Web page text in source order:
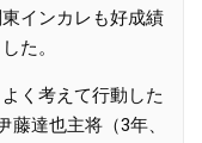
インカレも好成績
た。
く考えて行動した
達也主将（3年、